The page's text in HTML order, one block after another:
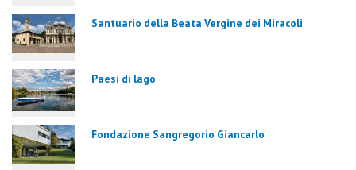
Santuario della Beata Vergine dei Miracoli
Paesi di lago
Fondazione Sangregorio Giancarlo